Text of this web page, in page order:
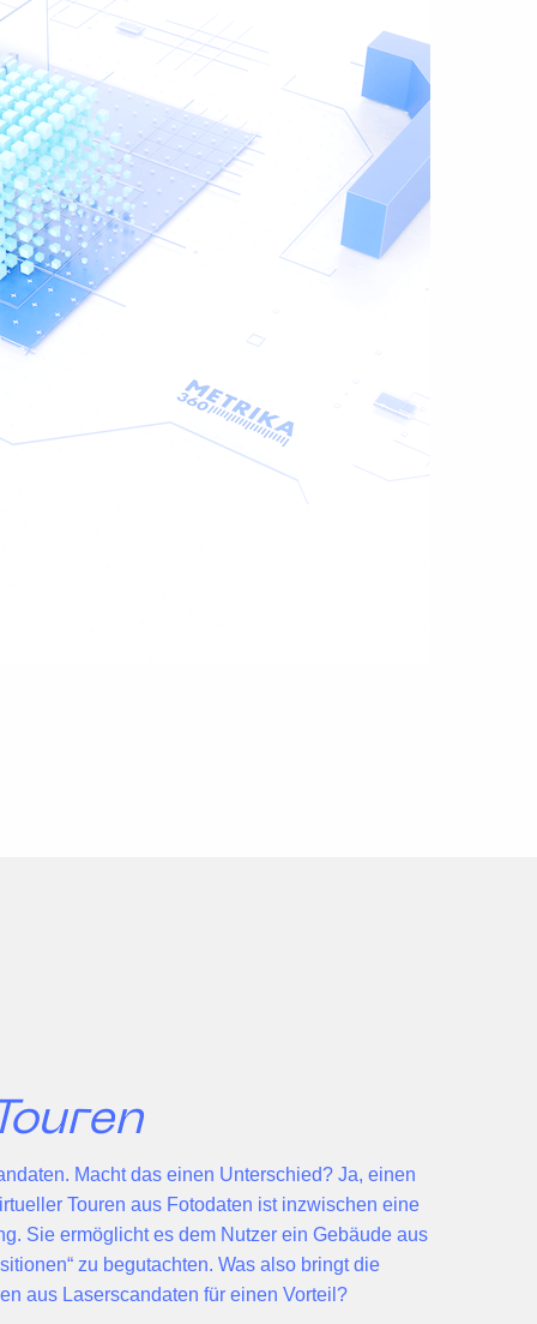
. Macht das einen Unterschied? Ja, einen
Touren aus Fotodaten ist inzwischen eine
Sie ermöglicht es dem Nutzer ein Gebäude aus
“ zu begutachten. Was also bringt die
aus Laserscandaten für einen Vorteil?